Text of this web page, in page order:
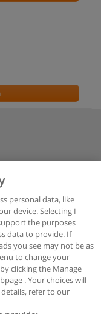
personal data, like
device. Selecting I
the purposes
data to provide. If
you see may not be as
to change your
clicking the Manage
. Your choices will
refer to our